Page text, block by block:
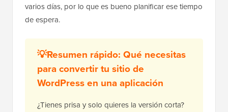
varios días, por lo que es bueno planificar ese tiempo
de espera.
💡Resumen rápido: Qué necesitas
para convertir tu sitio de
WordPress en una aplicación
¿Tienes prisa y solo quieres la versión corta?